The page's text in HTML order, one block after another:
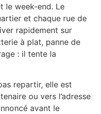
le week-end. Le
et chaque rue de
rapidement sur
à plat, panne de
: il tente la
repartir, elle est
ou vers l’adresse
avant le